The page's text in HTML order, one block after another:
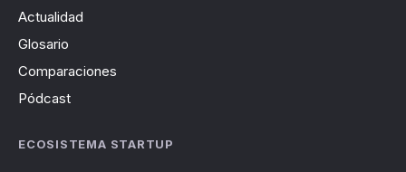
Actualidad
Glosario
Comparaciones
Pódcast
ECOSISTEMA STARTUP